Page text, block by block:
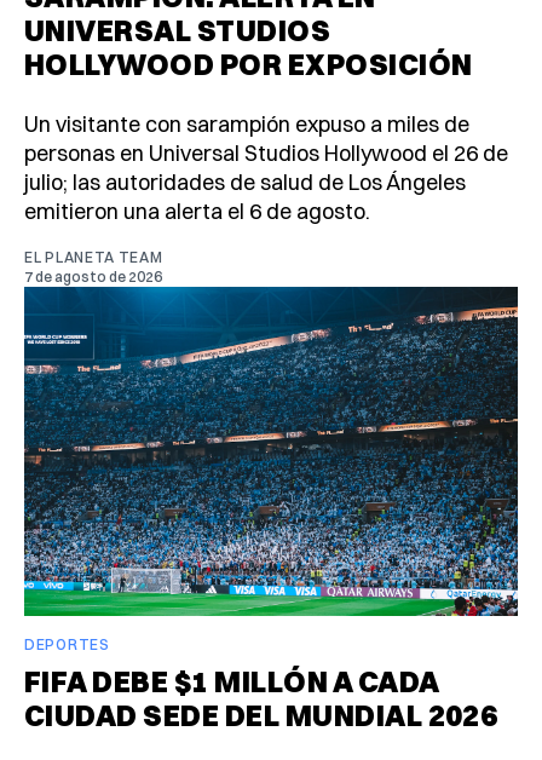
UNIVERSAL STUDIOS
HOLLYWOOD POR EXPOSICIÓN
Un visitante con sarampión expuso a miles de
personas en Universal Studios Hollywood el 26 de
julio; las autoridades de salud de Los Ángeles
emitieron una alerta el 6 de agosto.
EL PLANETA TEAM
7 de agosto de 2026
DEPORTES
FIFA DEBE $1 MILLÓN A CADA
CIUDAD SEDE DEL MUNDIAL 2026